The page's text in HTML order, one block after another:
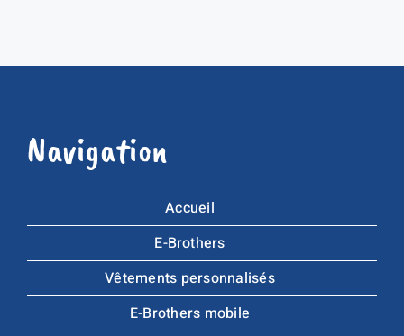
Navigation
Accueil
E-Brothers
Vêtements personnalisés
E-Brothers mobile